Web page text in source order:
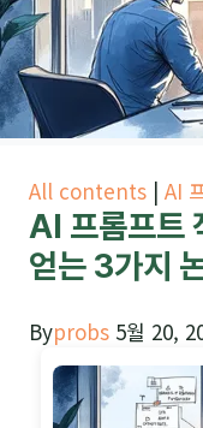
All contents | AI
AI 프롬프트
얻는 3가지
Byprobs 5월 20,